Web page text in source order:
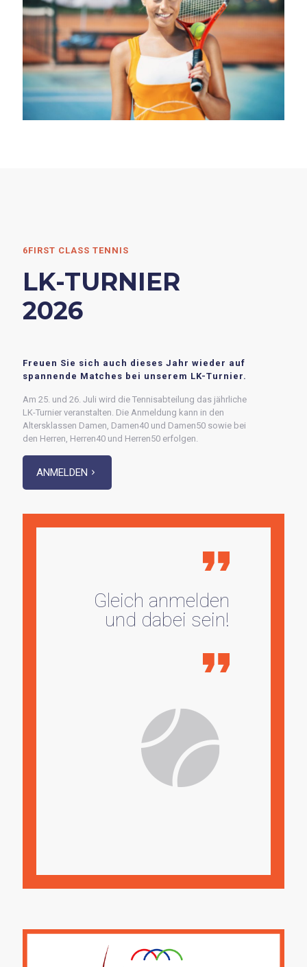
6FIRST CLASS TENNIS
LK-TURNIER
2026
Freuen Sie sich auch dieses Jahr wieder auf
spannende Matches bei unserem LK-Turnier.
Am 25. und 26. Juli wird die Tennisabteilung das jährliche
LK-Turnier veranstalten. Die Anmeldung kann in den
Altersklassen Damen, Damen40 und Damen50 sowie bei
den Herren, Herren40 und Herren50 erfolgen.
ANMELDEN
Gleich anmelden
und dabei sein!